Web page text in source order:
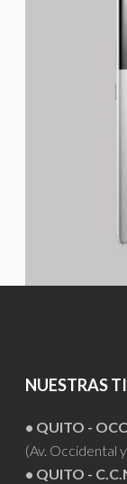
NUESTRAS
• QUITO -
(Av. Occidental
• QUITO -